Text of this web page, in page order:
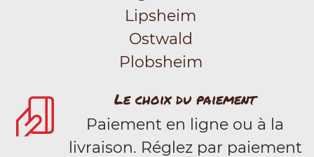
Lipsheim
Ostwald
Plobsheim
Le choix du paiement
Paiement en ligne ou à la
livraison. Réglez par paiement